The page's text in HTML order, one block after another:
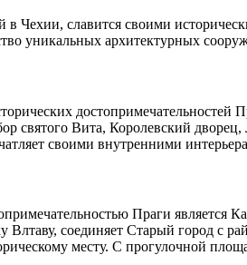
Чехии, славится своими
уникальных архитектурных
святого Вита, Королевский
своими внутренними
Праги является
Влтаву, соединяет Старый город с
месту. С прогулочной